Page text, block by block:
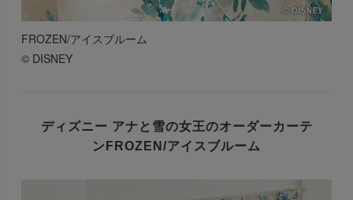
FROZEN/アイスブルーム
© DISNEY
ディズニー アナと雪の女王のオーダーカーテ
ン FROZEN/アイスブルーム